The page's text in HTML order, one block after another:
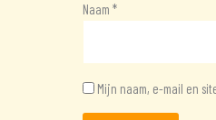
Naam*
Mijn naam, e-mail en